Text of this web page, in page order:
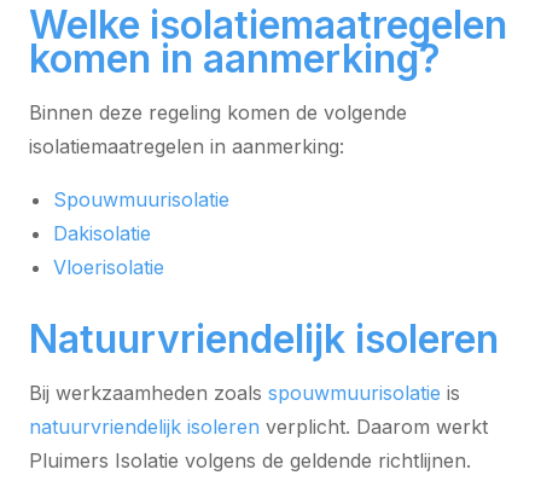
Welke isolatiemaatregelen
komen in aanmerking?
Binnen deze regeling komen de volgende
isolatiemaatregelen in aanmerking:
Spouwmuurisolatie
Dakisolatie
Vloerisolatie
Natuurvriendelijk isoleren
Bij werkzaamheden zoals spouwmuurisolatie is
natuurvriendelijk isoleren verplicht. Daarom werkt
Pluimers Isolatie volgens de geldende richtlijnen.